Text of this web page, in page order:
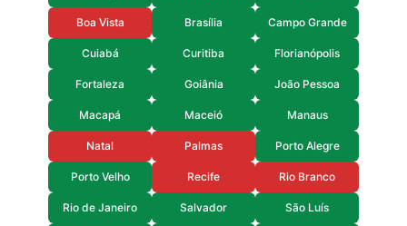
Boa Vista Brasília Campo Grande
Cuiabá Curitiba Florianópolis
Fortaleza Goiânia João Pessoa
Macapá Maceió Manaus
Natal Palmas Porto Alegre
Porto Velho Recife Rio Branco
Rio de Janeiro Salvador São Luís